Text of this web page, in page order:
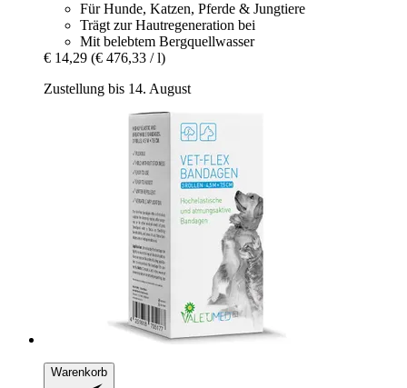
Für Hunde, Katzen, Pferde & Jungtiere
Trägt zur Hautregeneration bei
Mit belebtem Bergquellwasser
€ 14,29 (€ 476,33 / l)
Zustellung bis 14. August
Warenkorb